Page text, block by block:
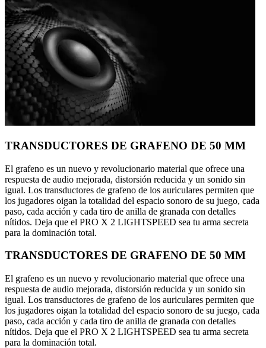
TRANSDUCTORES DE GRAFENO DE 50 MM
El grafeno es un nuevo y revolucionario material que ofrece una
respuesta de audio mejorada, distorsión reducida y un sonido sin
igual. Los transductores de grafeno de los auriculares permiten que
los jugadores oigan la totalidad del espacio sonoro de su juego, cada
paso, cada acción y cada tiro de anilla de granada con detalles
nítidos. Deja que el PRO X 2 LIGHTSPEED sea tu arma secreta
para la dominación total.
TRANSDUCTORES DE GRAFENO DE 50 MM
El grafeno es un nuevo y revolucionario material que ofrece una
respuesta de audio mejorada, distorsión reducida y un sonido sin
igual. Los transductores de grafeno de los auriculares permiten que
los jugadores oigan la totalidad del espacio sonoro de su juego, cada
paso, cada acción y cada tiro de anilla de granada con detalles
nítidos. Deja que el PRO X 2 LIGHTSPEED sea tu arma secreta
para la dominación total.